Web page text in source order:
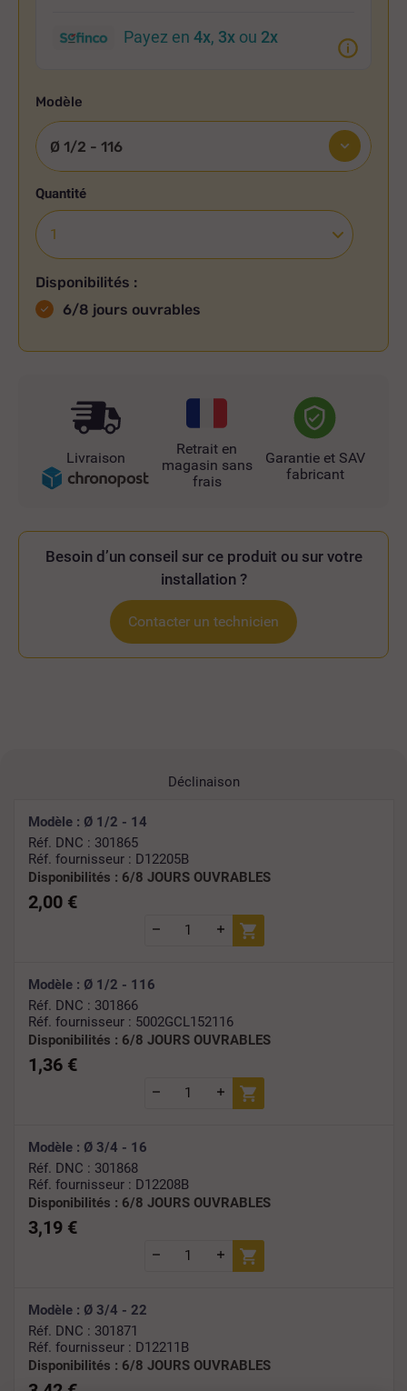
Payez en 4x, 3x ou 2x
Modèle
Quantité
Disponibilités :
6/8 jours ouvrables
Livraison
Retrait en
magasin sans
frais
Garantie et SAV
fabricant
Besoin d’un conseil sur ce produit ou sur votre
installation ?
Contacter un technicien
Déclinaison
Modèle : Ø 1/2 - 14
Réf. DNC : 301865
Réf. fournisseur : D12205B
Disponibilités : 6/8 JOURS OUVRABLES
2,00 €
Modèle : Ø 1/2 - 116
Réf. DNC : 301866
Réf. fournisseur : 5002GCL152116
Disponibilités : 6/8 JOURS OUVRABLES
1,36 €
Modèle : Ø 3/4 - 16
Réf. DNC : 301868
Réf. fournisseur : D12208B
Disponibilités : 6/8 JOURS OUVRABLES
3,19 €
Modèle : Ø 3/4 - 22
Réf. DNC : 301871
Réf. fournisseur : D12211B
Disponibilités : 6/8 JOURS OUVRABLES